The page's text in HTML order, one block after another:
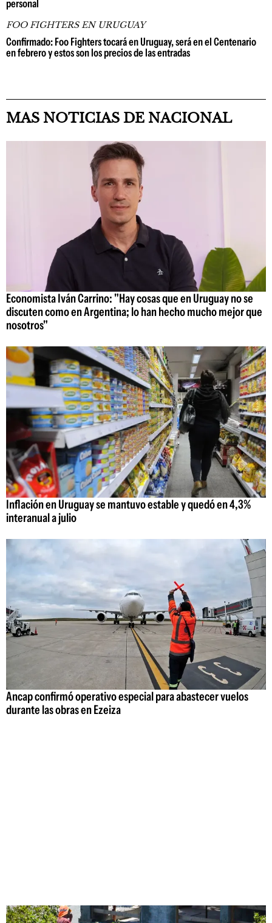
personal
FOO FIGHTERS EN URUGUAY
Confirmado: Foo Fighters tocará en Uruguay, será en el Centenario
en febrero y estos son los precios de las entradas
MAS NOTICIAS DE NACIONAL
Economista Iván Carrino: "Hay cosas que en Uruguay no se
discuten como en Argentina; lo han hecho mucho mejor que
nosotros"
Inflación en Uruguay se mantuvo estable y quedó en 4,3%
interanual a julio
Ancap confirmó operativo especial para abastecer vuelos
durante las obras en Ezeiza